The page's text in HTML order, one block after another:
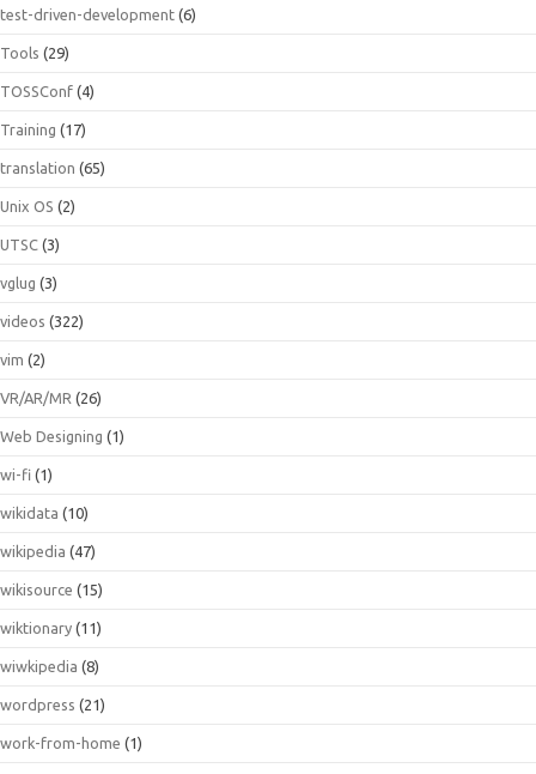
test-driven-development (6)
Tools (29)
TOSSConf (4)
Training (17)
translation (65)
Unix OS (2)
UTSC (3)
vglug (3)
videos (322)
vim (2)
VR/AR/MR (26)
Web Designing (1)
wi-fi (1)
wikidata (10)
wikipedia (47)
wikisource (15)
wiktionary (11)
wiwkipedia (8)
wordpress (21)
work-from-home (1)